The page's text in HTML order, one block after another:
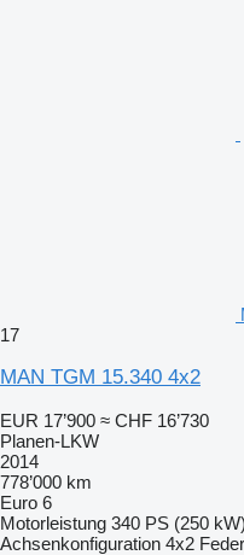
17
MAN TGM 15.340 4x2
EUR 17’900 ≈ CHF 16’730
Planen-LKW
2014
778’000 km
Euro 6
Motorleistung 340 PS (250 kW)
Achsenkonfiguration 4x2